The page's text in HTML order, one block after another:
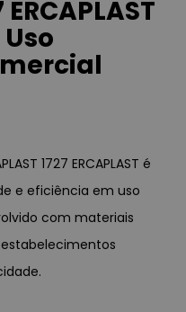
ERCAPLAST
1727 ERCAPLAST é
e eficiência em uso
com materiais